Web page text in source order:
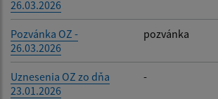
26.03.2026
Pozvánka OZ -
26.03.2026
pozvánka
Uznesenia OZ zo dňa
23.01.2026
-